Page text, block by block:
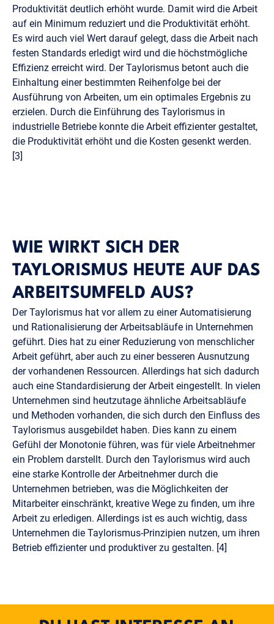
Produktivität deutlich erhöht wurde. Damit wird die Arbeit
auf ein Minimum reduziert und die Produktivität erhöht.
Es wird auch viel Wert darauf gelegt, dass die Arbeit nach
festen Standards erledigt wird und die höchstmögliche
Effizienz erreicht wird. Der Taylorismus betont auch die
Einhaltung einer bestimmten Reihenfolge bei der
Ausführung von Arbeiten, um ein optimales Ergebnis zu
erzielen. Durch die Einführung des Taylorismus in
industrielle Betriebe konnte die Arbeit effizienter gestaltet,
die Produktivität erhöht und die Kosten gesenkt werden.
[3]
WIE WIRKT SICH DER
TAYLORISMUS HEUTE AUF DAS
ARBEITSUMFELD AUS?
Der Taylorismus hat vor allem zu einer Automatisierung
und Rationalisierung der Arbeitsabläufe in Unternehmen
geführt. Dies hat zu einer Reduzierung von menschlicher
Arbeit geführt, aber auch zu einer besseren Ausnutzung
der vorhandenen Ressourcen. Allerdings hat sich dadurch
auch eine Standardisierung der Arbeit eingestellt. In vielen
Unternehmen sind heutzutage ähnliche Arbeitsabläufe
und Methoden vorhanden, die sich durch den Einfluss des
Taylorismus ausgebildet haben. Dies kann zu einem
Gefühl der Monotonie führen, was für viele Arbeitnehmer
ein Problem darstellt. Durch den Taylorismus wird auch
eine starke Kontrolle der Arbeitnehmer durch die
Unternehmen betrieben, was die Möglichkeiten der
Mitarbeiter einschränkt, kreative Wege zu finden, um ihre
Arbeit zu erledigen. Allerdings ist es auch wichtig, dass
Unternehmen die Taylorismus-Prinzipien nutzen, um ihren
Betrieb effizienter und produktiver zu gestalten. [4]